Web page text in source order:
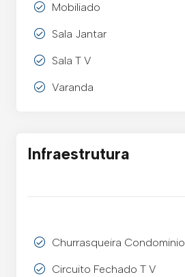
Mobiliado
Sala Jantar
Sala T V
Varanda
Infraestrutura
Churrasqueira Condominio
Circuito Fechado T V